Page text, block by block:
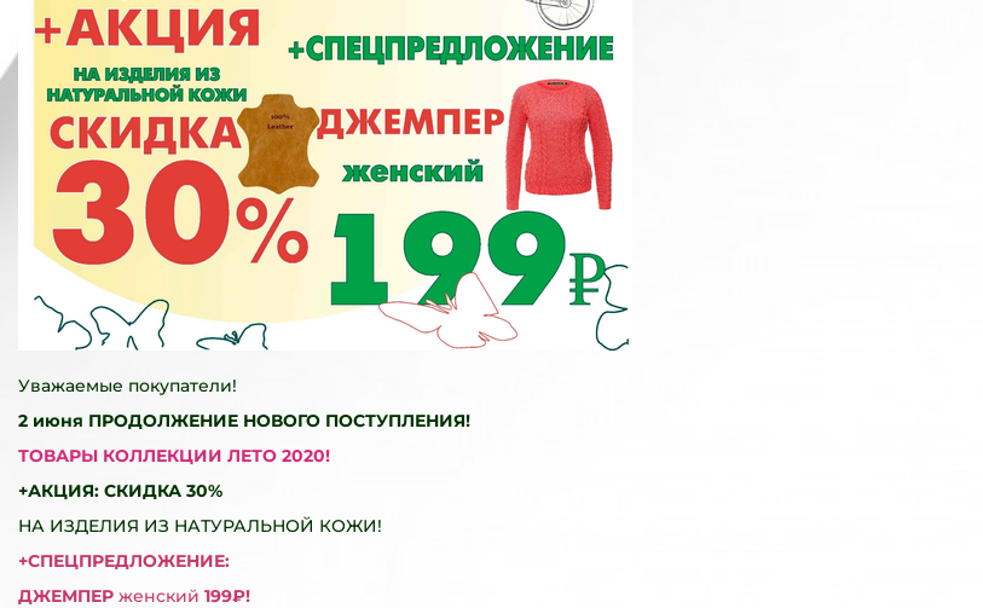
Уважаемые покупатели!
2 июня ПРОДОЛЖЕНИЕ НОВОГО ПОСТУПЛЕНИЯ!
ТОВАРЫ КОЛЛЕКЦИИ ЛЕТО 2020!
+АКЦИЯ: СКИДКА 30%
НА ИЗДЕЛИЯ ИЗ НАТУРАЛЬНОЙ КОЖИ!
+СПЕЦПРЕДЛОЖЕНИЕ:
ДЖЕМПЕР женский 199₽!